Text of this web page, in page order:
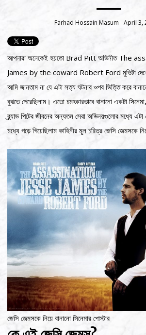
Farhad Hossain Masum April 3,
আপনারা অনেকেই হয়তো Brad Pitt অভিনীত The
James by the coward Robert Ford মুভিটা
আমি জানতাম না যে এটা সত্য ঘটনার ওপর ভিত্তি করে
বুঝতে পেরেছিলাম। এতো চমৎকারভাবে বানানো একটা
ব্র্যাড পিটের জীবনের অন্যতম সেরা অভিনয়গুলোর মধ্যে এটা
মধ্যে পড়ে গিয়েছিলাম কাহিনীর মূল চরিত্র জেসি জেমসকে
জেসি জেমসকে নিয়ে বানানো সিনেমার পোস্টার